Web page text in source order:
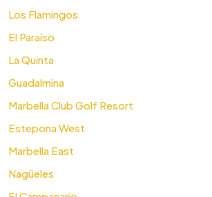
Los Flamingos
El Paraíso
La Quinta
Guadalmina
Marbella Club Golf Resort
Estepona West
Marbella East
Nagüeles